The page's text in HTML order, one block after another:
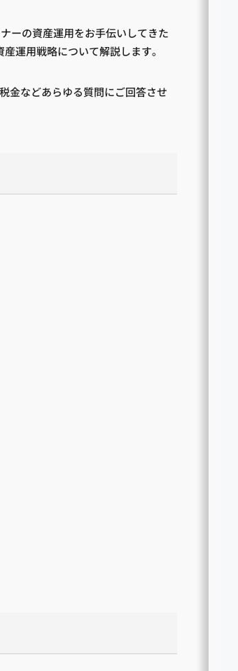
ーの資産運用をお手伝いしてきた
運用戦略について解説します。
金などあらゆる質問にご回答させ